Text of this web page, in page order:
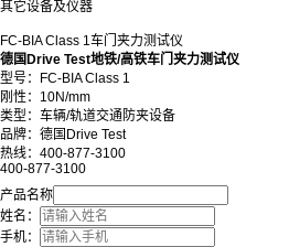
其它设备及仪器
FC-BIA Class 1车门夹力测试仪
德国Drive Test地铁/高铁车门夹力测试仪
型号：FC-BIA Class 1
刚性：10N/mm
类型：车辆/轨道交通防夹设备
品牌：德国Drive Test
热线：400-877-3100
400-877-3100
产品名称
姓名：
手机：